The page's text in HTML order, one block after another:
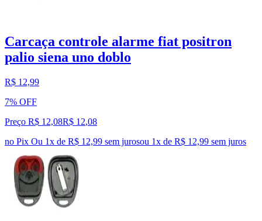
Carcaça controle alarme fiat positron
palio siena uno doblo
R$ 12,99
7% OFF
Preço R$ 12,08R$ 12,08
no Pix Ou 1x de R$ 12,99 sem jurosou 1x de R$ 12,99 sem juros